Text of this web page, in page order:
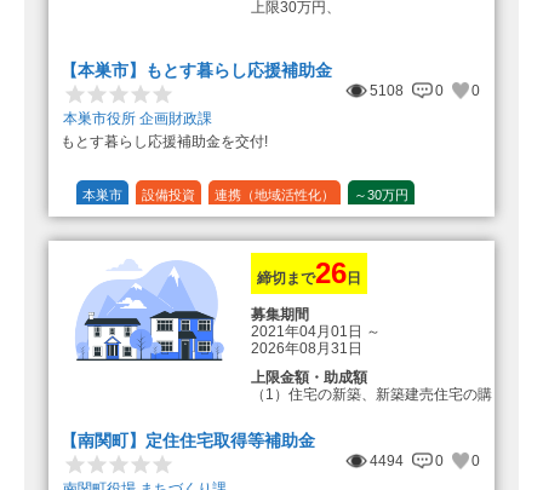
上限30万円、
【本巣市】もとす暮らし応援補助金
5108 0
0
本巣市役所 企画財政課
もとす暮らし応援補助金を交付!
本巣市 設備投資 連携（地域活性化） ～30万円
締切まで26 日
募集期間
2021年04月01日 ～
2026年08月31日
上限金額・助成額
（1）住宅の新築、新築建売住宅の購
登録事業者利用の場合25万円加
算（50万円＋25万円加算＝75万円）
【南関町】定住住宅取得等補助金
4494 0
0